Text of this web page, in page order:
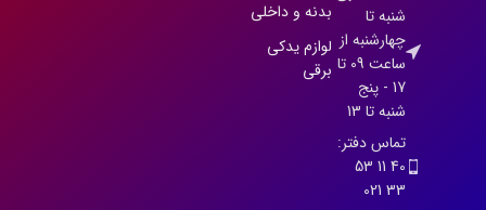
شنبه تا
چهارشنبه از
ساعت 09 تا
17 - پنج
شنبه تا 13
تماس دفتر:
40 11 53
33 021
بدنه و داخلی
لوازم یدکی
برقی